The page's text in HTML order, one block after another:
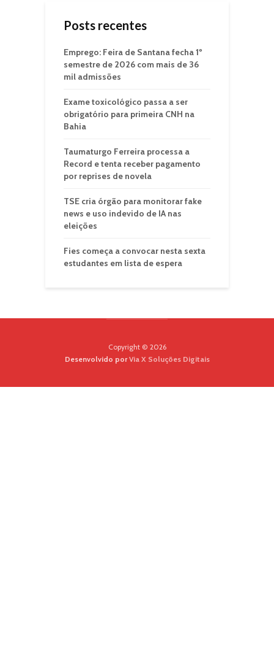
Posts recentes
Emprego: Feira de Santana fecha 1º
semestre de 2026 com mais de 36
mil admissões
Exame toxicológico passa a ser
obrigatório para primeira CNH na
Bahia
Taumaturgo Ferreira processa a
Record e tenta receber pagamento
por reprises de novela
TSE cria órgão para monitorar fake
news e uso indevido de IA nas
eleições
Fies começa a convocar nesta sexta
estudantes em lista de espera
Copyright © 2026
Desenvolvido porVia X Soluções Digitais